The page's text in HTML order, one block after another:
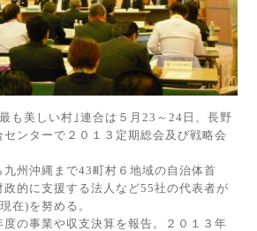
も美しい村｣連合は５月 23 ～ 24 日、長野
ンターで２０１３定期総会及び戦略会
州沖縄まで43町村６地域の自治体首
的に支援する法人など55社の代表者が
在)を努める。
の事業や収支決算を報告。２０１３年